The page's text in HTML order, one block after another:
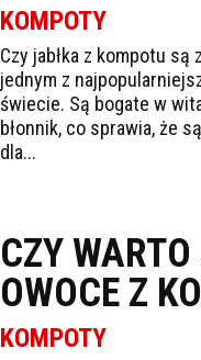
KOMPOTY
Czy jabłka z kompotu są
jednym z
świecie. Są bogate w
błonnik, co sprawia, że
dla...
CZY
OWOCE Z
KOMPOTY